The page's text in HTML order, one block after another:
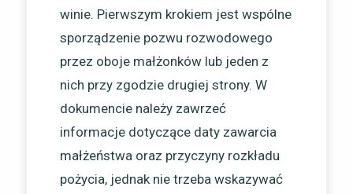
winie. Pierwszym krokiem jest wspólne
sporządzenie pozwu rozwodowego
przez oboje małżonków lub jeden z
nich przy zgodzie drugiej strony. W
dokumencie należy zawrzeć
informacje dotyczące daty zawarcia
małżeństwa oraz przyczyny rozkładu
pożycia, jednak nie trzeba wskazywać